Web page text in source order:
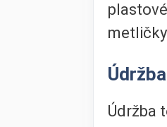
Údržba
Údržba